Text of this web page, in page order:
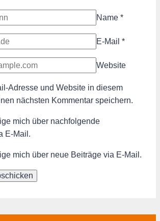
Name *
E-Mail *
Website
Adresse und Website in diesem
nächsten Kommentar speichern.
mich über nachfolgende
E-Mail.
mich über neue Beiträge via E-Mail.